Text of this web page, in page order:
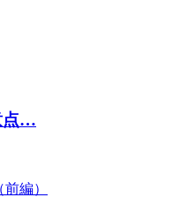
点…